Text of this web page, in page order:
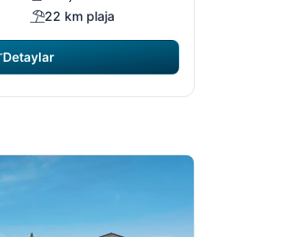
22 km plaja
Detaylar